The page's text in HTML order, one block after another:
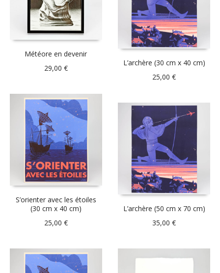
Météore en devenir
29,00 €
L’archère (30 cm x 40 cm)
25,00€
S’orienter avec les étoiles
(30 cm x 40 cm)
25,00 €
L’archère (50 cm x 70 cm)
35,00€